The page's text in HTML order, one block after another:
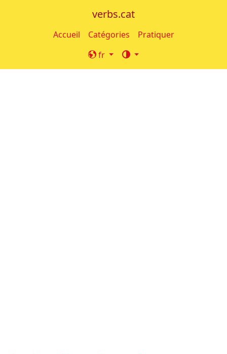
verbs.cat
Accueil Catégories
Pratiquer
fr